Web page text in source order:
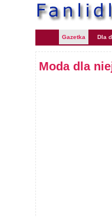
Gazetka Dla
Moda dla